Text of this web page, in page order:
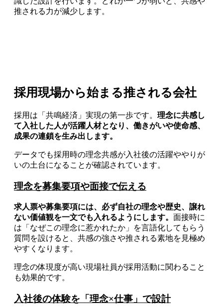
推される力が減少します。
採用現場から始まる推される会社
採用は「共鳴経済」実現の第一歩です。 理念に共感し
て入社した人が活躍人材となり、働きがいや使命感、
成果の連鎖を生み出します。
データでも採用時の理念共感が入社後の活躍ややりが
いの土台になることが確認されています。
理念を募集要項や面接で伝える
求人票や募集要項には、必ず自社の理念や歴史、譲れ
ない価値観を一文でも入れるようにします。 面接時に
は「なぜこの理念に惹かれたか」を言語化してもらう
質問を設けると、共感の強さや推される素地を見極め
やすくなります。
理念の体現度が高い現場社員が採用活動に関わること
も効果的です。
入社後の体験を「理念×仕事」で設計